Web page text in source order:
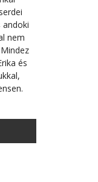
andoki
nem
és